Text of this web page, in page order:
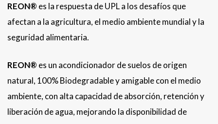
REON® es la respuesta de UPL a los desafíos que
afectan a la agricultura, el medio ambiente mundial y la
seguridad alimentaria.
REON® es un acondicionador de suelos de origen
natural, 100% Biodegradable y amigable con el medio
ambiente, con alta capacidad de absorción, retención y
liberación de agua, mejorando la disponibilidad de